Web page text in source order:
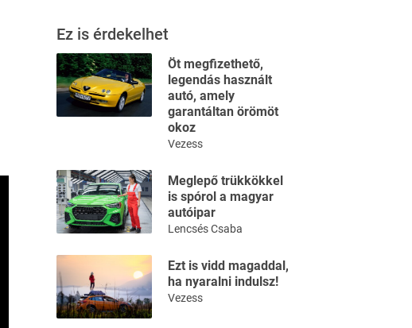
Ez is érdekelhet
Öt megfizethető,
legendás használt
autó, amely
garantáltan örömöt
okoz
Vezess
Meglepő trükkökkel
is spórol a magyar
autóipar
Lencsés Csaba
Ezt is vidd magaddal,
ha nyaralni indulsz!
Vezess